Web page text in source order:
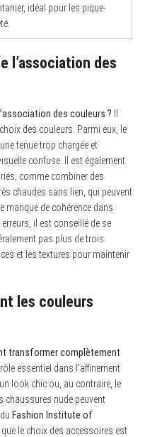
idéal pour les pique-
l’association des
des couleurs ?
des couleurs. Parmi eux, le
tenue trop chargée et
confuse. Il est également
comme combiner des
chaudes sans lien, qui peuvent
manque de cohérence dans
il est conseillé de se
pas plus de trois
et les textures pour maintenir
les couleurs
transformer complètement
essentiel dans l’affinement
look chic ou, au contraire, le
chaussures nude peuvent
Fashion Institute of
le choix des accessoires est